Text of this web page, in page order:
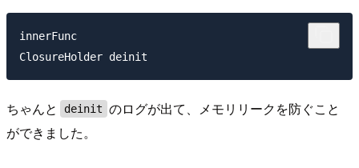
innerFunc
ちゃんと deinit のログが出て、メモリリークを防ぐこと
ができました。